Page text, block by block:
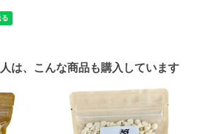
は、こんな商品も購入しています